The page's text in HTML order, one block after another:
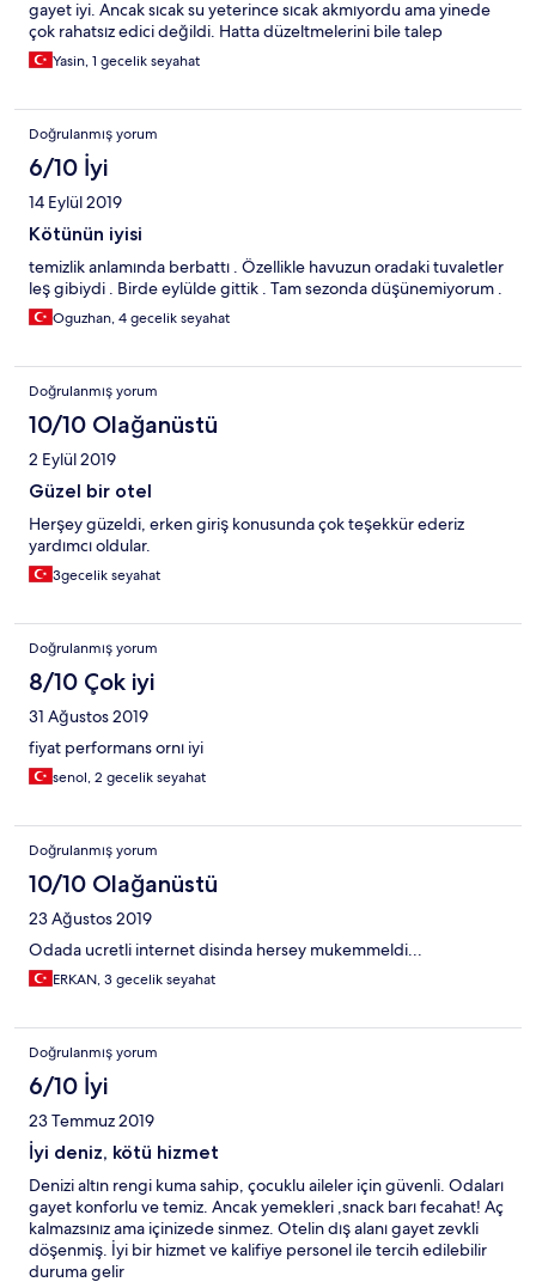
gayet iyi. Ancak sıcak su yeterince sıcak akmıyordu ama yinede
çok rahatsız edici değildi. Hatta düzeltmelerini bile talep
etmedim tamirat için geldiklerinde rahatsız edilmeyim diye. Oda
no:5403 tü yanlış hatırlamıyorsam
Yasin, 1 gecelik seyahat
Doğrulanmış yorum
6/10 İyi
14 Eylül 2019
Kötünün iyisi
temizlik anlamında berbattı . Özellikle havuzun oradaki tuvaletler
leş gibiydi . Birde eylülde gittik . Tam sezonda düşünemiyorum .
Oguzhan, 4 gecelik seyahat
Doğrulanmış yorum
10/10 Olağanüstü
2 Eylül 2019
Güzel bir otel
Herşey güzeldi, erken giriş konusunda çok teşekkür ederiz
yardımcı oldular.
3gecelik seyahat
Doğrulanmış yorum
8/10 Çok iyi
31 Ağustos 2019
fiyat performans ornı iyi
senol, 2 gecelik seyahat
Doğrulanmış yorum
10/10 Olağanüstü
23 Ağustos 2019
Odada ucretli internet disinda hersey mukemmeldi...
ERKAN, 3 gecelik seyahat
Doğrulanmış yorum
6/10 İyi
23 Temmuz 2019
İyi deniz, kötü hizmet
Denizi altın rengi kuma sahip, çocuklu aileler için güvenli. Odaları
gayet konforlu ve temiz. Ancak yemekleri ,snack barı fecahat! Aç
kalmazsınız ama içinizede sinmez. Otelin dış alanı gayet zevkli
döşenmiş. İyi bir hizmet ve kalifiye personel ile tercih edilebilir
duruma gelir